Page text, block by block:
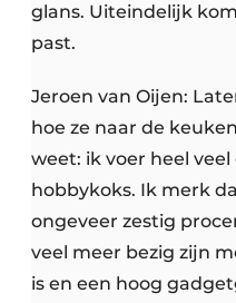
glans. Uiteindelijk
past.
Jeroen van Oijen:
hoe ze naar de
weet: ik voer heel
hobbykoks. Ik merk
ongeveer zestig
veel meer bezig zijn
is en een hoog